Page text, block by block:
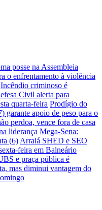
posse na Assembleia
o enfrentamento à violência
Incêndio criminoso é
Civil alerta para
quarta-feira Prodígio do
garante apoio de peso para o
perdoa, vence fora de casa
liderança Mega-Sena:
(6) Arraiá SHED e SEO
feira em Balneário
e praça pública é
mas diminui vantagem do